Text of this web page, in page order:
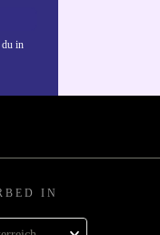
du in
IN